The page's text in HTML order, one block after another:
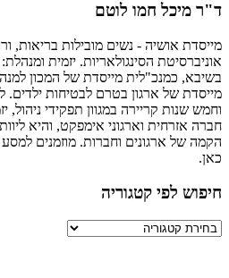
חמו לוטם
אושיה - נשים מובילות בריאות, ורופאת
הסינגולאריות. יזמית ומנהלת:
כמנכ"לית מייסדת של המכון למנהיגות
של ארגון בטרם לבטיחות ילדים. לד"ר
קריירה במגוון תפקידי ניהול, יזמות
וארגוני אימפקט, והיא ליוותה
של ארגונים וחברות. מוזמנים למסע
לפי קטגוריה